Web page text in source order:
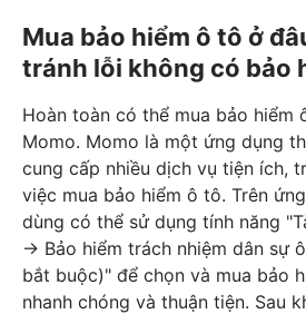
Mua bảo hiểm ô tô ở
tránh lỗi không có bảo
Hoàn toàn có thể mua bảo hiểm
Momo. Momo là một ứng dụng
cung cấp nhiều dịch vụ tiện ích,
việc mua bảo hiểm ô tô. Trên
dùng có thể sử dụng tính năng
→ Bảo hiểm trách nhiệm dân sự
bắt buộc)" để chọn và mua bảo
nhanh chóng và thuận tiện. Sau